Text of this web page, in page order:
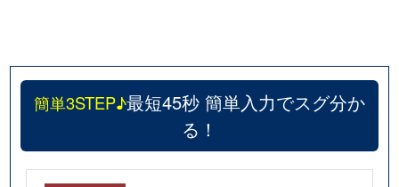
簡単3STEP♪最短45秒 簡単入力でスグ分か
る！